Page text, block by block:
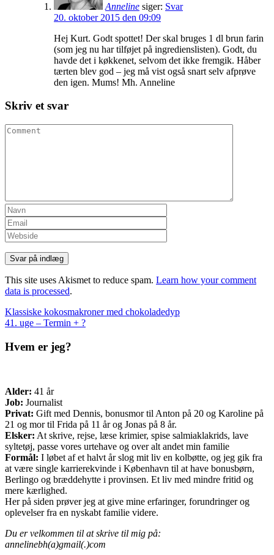
Anneline siger: Svar
20. oktober 2015 den 09:09
Hej Kurt. Godt spottet! Der skal bruges 1 dl brun farin
(som jeg nu har tilføjet på ingredienslisten). Godt, du
havde det i køkkenet, selvom det ikke fremgik. Håber
tærten blev god – jeg må vist også snart selv afprøve
den igen. Mums! Mh. Anneline
Skriv et svar
This site uses Akismet to reduce spam. Learn how your comment
data is processed.
Indlæg
navigation
Klassiske kokosmakroner med chokoladedyp
41. uge – Termin + ?
Hvem er jeg?
Alder: 41 år
Job: Journalist
Privat: Gift med Dennis, bonusmor til Anton på 20 og Karoline på
21 og mor til Frida på 11 år og Jonas på 8 år.
Elsker: At skrive, rejse, læse krimier, spise salmiaklakrids, lave
syltetøj, passe vores urtehave og over alt andet min familie
Formål: I løbet af et halvt år slog mit liv en kolbøtte, og jeg gik fra
at være single karrierekvinde i København til at have bonusbørn,
Berlingo og bræddehytte i provinsen. Et liv med mindre fritid og
mere kærlighed.
Her på siden prøver jeg at give mine erfaringer, forundringer og
oplevelser fra en nyskabt familie videre.
Du er velkommen til at skrive til mig på:
annelinebh(a)gmail(.)com